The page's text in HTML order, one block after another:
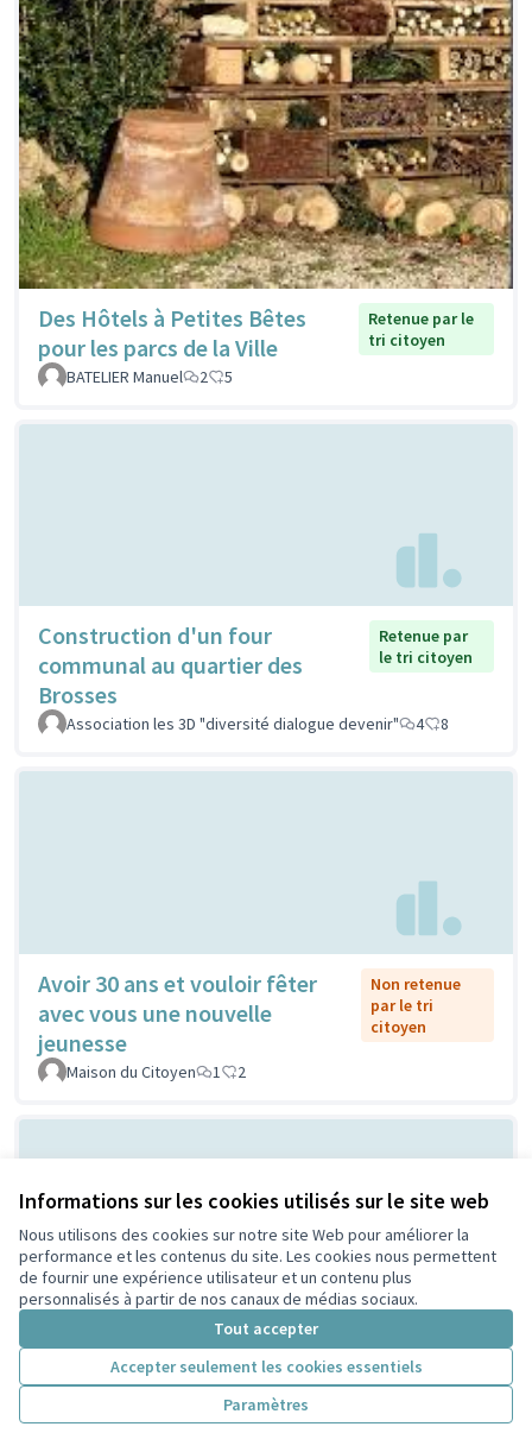
Informations sur les cookies utilisés sur le site web
Nous utilisons des cookies sur notre site Web pour améliorer la
performance et les contenus du site. Les cookies nous permettent
de fournir une expérience utilisateur et un contenu plus
personnalisés à partir de nos canaux de médias sociaux.
Tout accepter
Accepter seulement les cookies essentiels
Paramètres
Des Hôtels à Petites Bêtes
pour les parcs de la Ville
Retenue par le
tri citoyen
BATELIER Manuel
2 5
Construction d'un four
communal au quartier des
Brosses
Retenue par
le tri citoyen
Association les 3D "diversité dialogue devenir" 4 8
Avoir 30 ans et vouloir fêter
avec vous une nouvelle
jeunesse
Non retenue
par le tri
citoyen
Maison du Citoyen 1 2
Vilain grand cône de béton ou
atelier de création et
d'expression ...?
par le tri
citoyen
Sylvie Orkisz 2 3